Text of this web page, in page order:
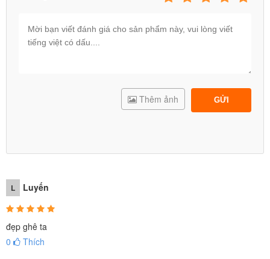
GỬI
Thêm ảnh
L Luyến
đẹp ghê ta
0
Thích